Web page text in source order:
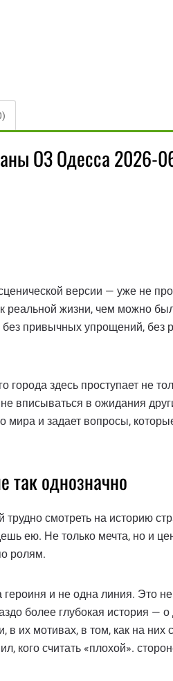
ОЗ Одесса 2026-
версии — уже не
реальной жизни, чем можно
привычных упрощений, без
города здесь проступает не
вписываться в ожидания
мира и задает вопросы,
так однозначно
трудно смотреть на историю
ею. Не только мечта, но и
ролям.
и не одна линия. Это
более глубокая история
в их мотивах, в том, как на
кого считать «плохой».